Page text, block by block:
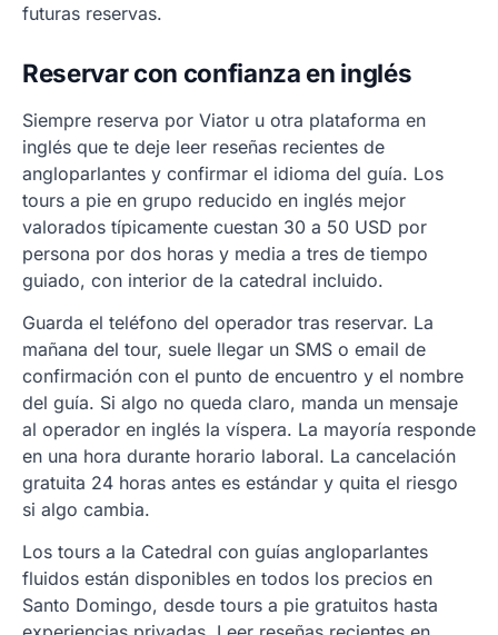
futuras reservas.
Reservar con confianza en inglés
Siempre reserva por Viator u otra plataforma en
inglés que te deje leer reseñas recientes de
angloparlantes y confirmar el idioma del guía. Los
tours a pie en grupo reducido en inglés mejor
valorados típicamente cuestan 30 a 50 USD por
persona por dos horas y media a tres de tiempo
guiado, con interior de la catedral incluido.
Guarda el teléfono del operador tras reservar. La
mañana del tour, suele llegar un SMS o email de
confirmación con el punto de encuentro y el nombre
del guía. Si algo no queda claro, manda un mensaje
al operador en inglés la víspera. La mayoría responde
en una hora durante horario laboral. La cancelación
gratuita 24 horas antes es estándar y quita el riesgo
si algo cambia.
Los tours a la Catedral con guías angloparlantes
fluidos están disponibles en todos los precios en
Santo Domingo, desde tours a pie gratuitos hasta